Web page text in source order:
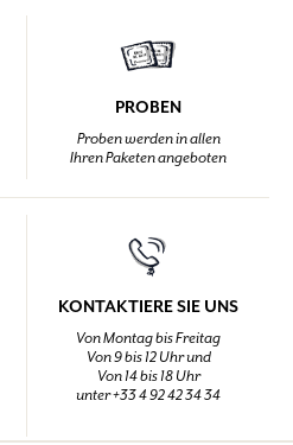
PROBEN
Proben werden in allen
Ihren Paketen angeboten
KONTAKTIERE SIE UNS
Von Montag bis Freitag
Von 9 bis 12 Uhr und
Von 14 bis 18 Uhr
unter +33 4 92 42 34 34